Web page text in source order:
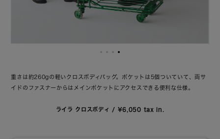
重さは約260gの軽いクロスボディバッグ。ポケットは5個ついていて、 両サ
イドのファスナーからはメインポケットにアクセスできる便利な仕様。
ライラ クロスボディ / ¥6,050 tax in.